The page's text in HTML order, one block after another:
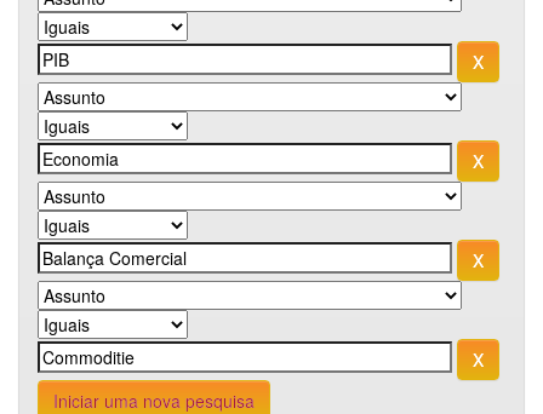
Iniciar uma nova pesquisa